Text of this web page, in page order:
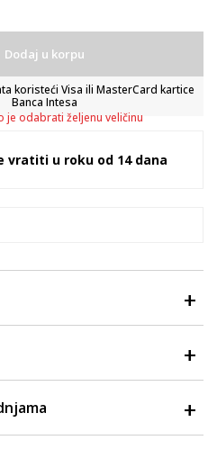
Dodaj u korpu
koristeći Visa ili MasterCard kartice
Banca Intesa
je odabrati željenu veličinu
vratiti u roku od 14 dana